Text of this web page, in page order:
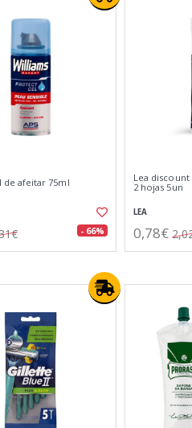
de afeitar 75ml
- 66%
Lea
2 hojas 5un
LEA
0,78€